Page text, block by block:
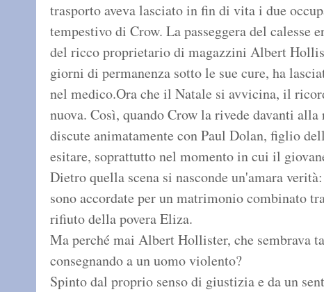
trasporto aveva lasciato in fin di vita i due
tempestivo di Crow. La passeggera del
del ricco proprietario di magazzini Albert
giorni di permanenza sotto le sue cure, ha
nel medico.Ora che il Natale si avvicina, il
nuova. Così, quando Crow la rivede davanti
discute animatamente con Paul Dolan, figlio
esitare, soprattutto nel momento in cui il
Dietro quella scena si nasconde un'amara
sono accordate per un matrimonio combinato
rifiuto della povera Eliza.
Ma perché mai Albert Hollister, che sembrava
consegnando a un uomo violento?
Spinto dal proprio senso di giustizia e da un